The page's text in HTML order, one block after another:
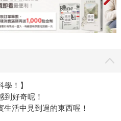
學！】
到好奇呢！
活中見到過的東西喔！